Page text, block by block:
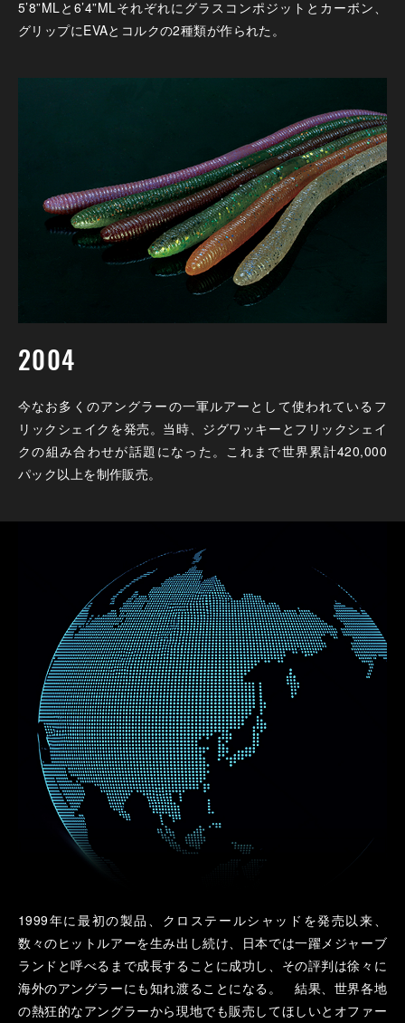
5’8”MLと6’4”MLそれぞれにグラスコンポジットとカーボン、
グリップにEVAとコルクの2種類が作られた。
2004
今なお多くのアングラーの一軍ルアーとして使われているフ
リックシェイクを発売。当時、ジグワッキーとフリックシェイ
クの組み合わせが話題になった。これまで世界累計420,000
パック以上を制作販売。
1999年に最初の製品、クロステールシャッドを発売以来、
数々のヒットルアーを生み出し続け、日本では一躍メジャーブ
ランドと呼べるまで成長することに成功し、その評判は徐々に
海外のアングラーにも知れ渡ることになる。 結果、世界各地
の熱狂的なアングラーから現地でも販売してほしいとオファー